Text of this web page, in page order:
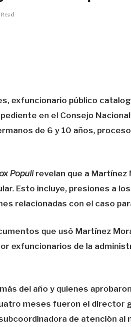
exfuncionario público
en el Consejo
de 6 y 10 años,
Populirevelan que a Martínez
Esto incluye, presiones a
relacionadas con el caso
que usó Martínez
exfuncionarios de la
del año y quienes
meses fueron el director
de atención al